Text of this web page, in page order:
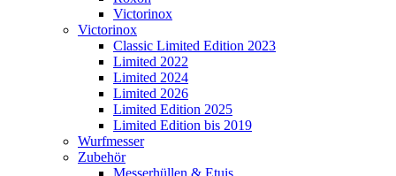
Victorinox
Victorinox
Classic Limited Edition 2023
Limited 2022
Limited 2024
Limited 2026
Limited Edition 2025
Limited Edition bis 2019
Wurfmesser
Zubehör
Messerhüllen & Etuis